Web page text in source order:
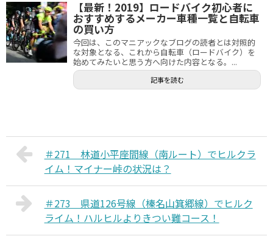
【最新！2019】ロードバイク初心者に
おすすめするメーカー車種一覧と自転車
の買い方
今回は、このマニアックなブログの読者とは対照的
な対象となる、これから自転車（ロードバイク）を
始めてみたいと思う方へ向けた内容となる。...
記事を読む
＃271 林道小平座間線（南ルート）でヒルクラ
イム！マイナー峠の状況は？
＃273 県道126号線（榛名山箕郷線）でヒルク
ライム！ハルヒルよりきつい難コース！